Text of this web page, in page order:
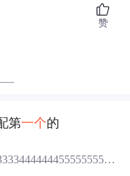
赞
第一个的